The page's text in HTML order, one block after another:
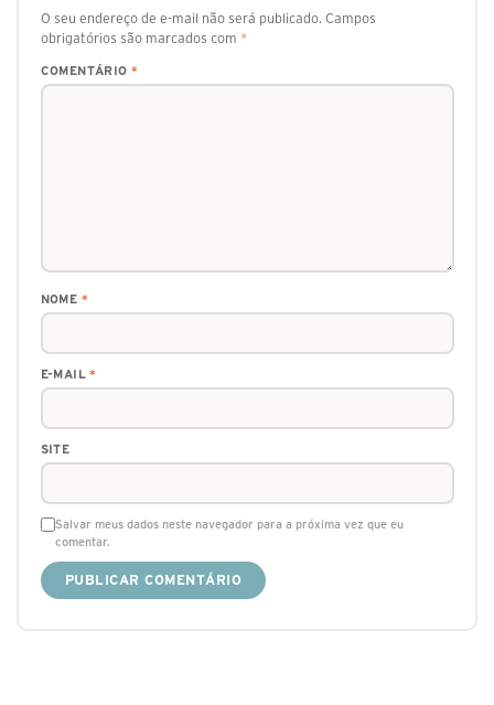
O seu endereço de e-mail não será publicado. Campos
obrigatórios são marcados com *
COMENTÁRIO *
NOME *
E-MAIL*
SITE
Salvar meus dados neste navegador para a próxima vez que eu
comentar.